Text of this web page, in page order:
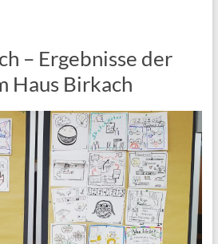
– Ergebnisse der
Haus Birkach